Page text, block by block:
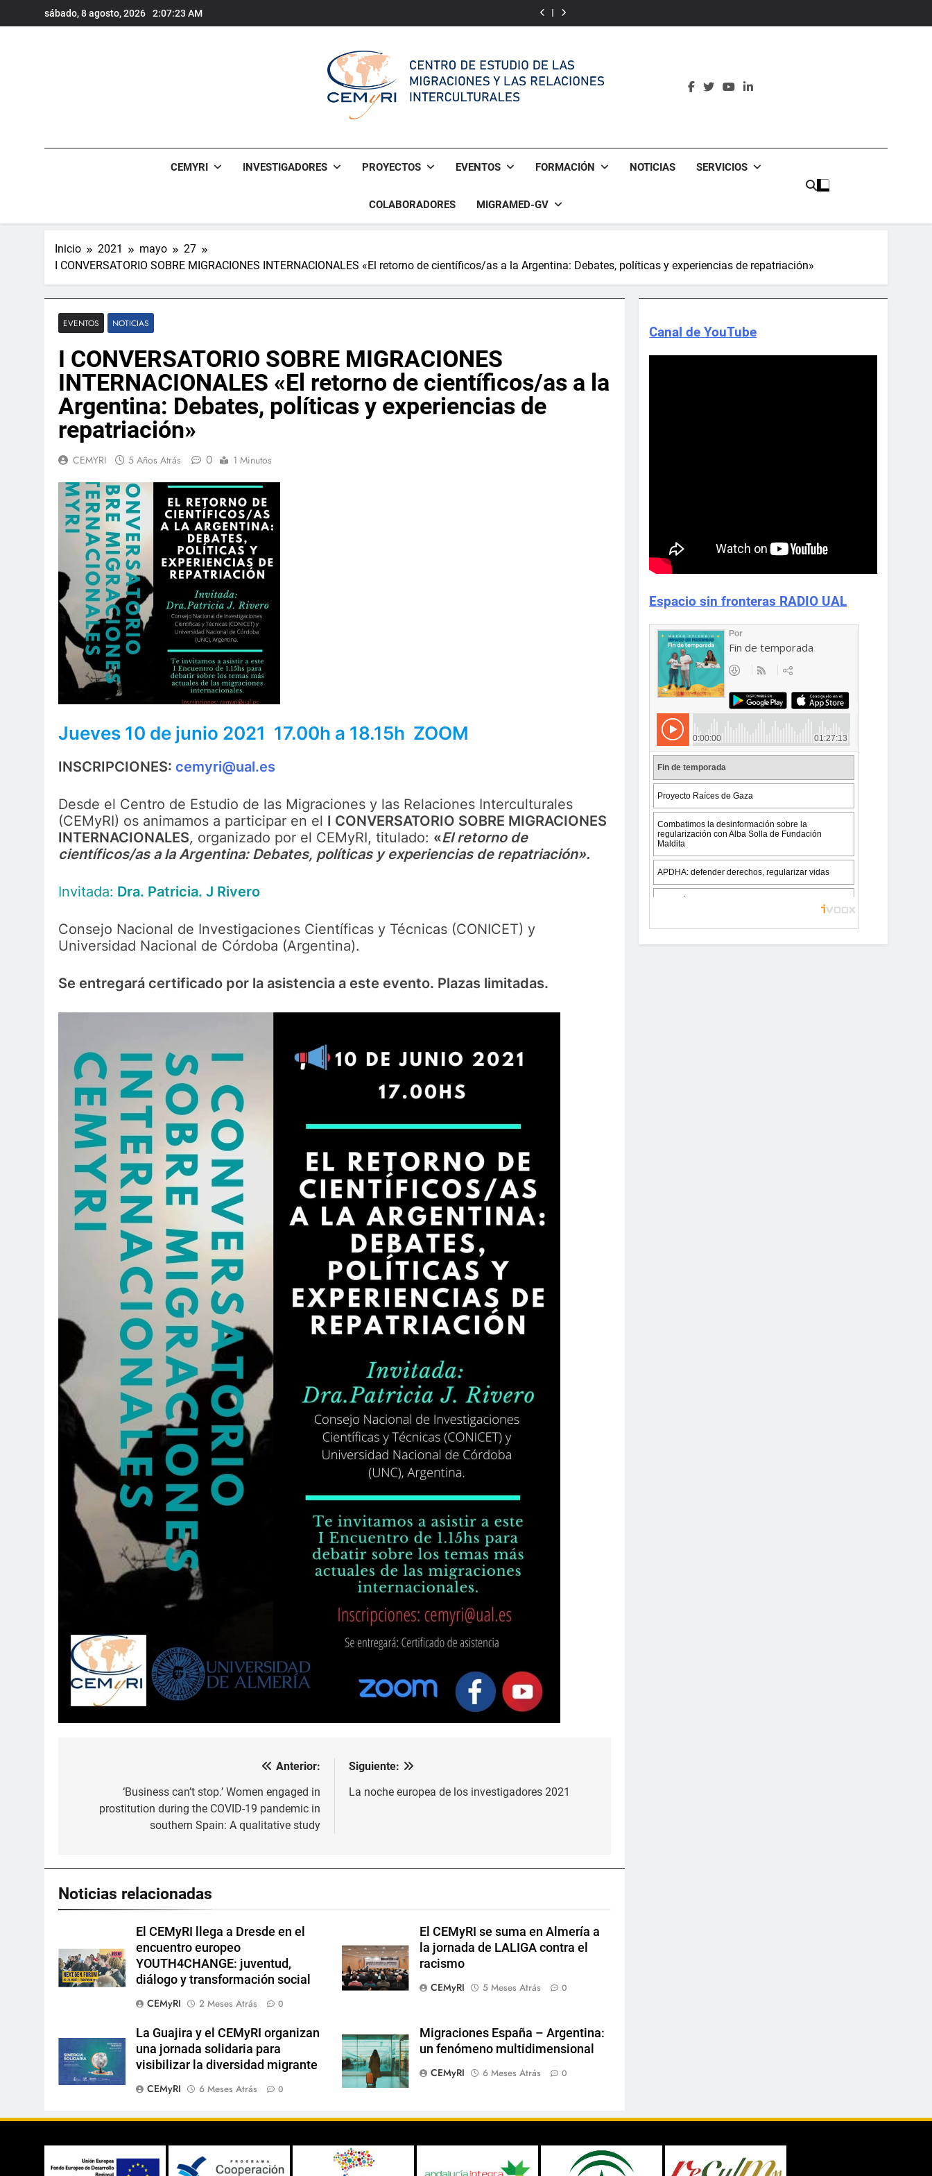
al
sábado, 8 agosto, 2026 2:07:24 AM
Language
Awakening
Multicultural
of
Almería
of
Cultural
Language
Narrative
of
Almería
CEMYRI INVESTIGADORES PROYECTOS EVENTOS FORMACIÓN NOTICIAS SERVICIOS
COLABORADORES MIGRAMED-GV
Inicio 2021 mayo
27
I CONVERSATORIO SOBRE MIGRACIONES INTERNACIONALES «El retorno de científicos/as a la Argentina: Debates, políticas y experiencias de repatriación»
EVENTOS NOTICIAS
I CONVERSATORIO SOBRE MIGRACIONES
INTERNACIONALES «El retorno de científicos/as a la
Argentina: Debates, políticas y experiencias de
repatriación»
CEMYRI 5 Años Atrás 0 1 Minutos
Jueves 10 de junio 2021 17.00h a 18.15h ZOOM
INSCRIPCIONES: cemyri@ual.es
Desde el Centro de Estudio de las Migraciones y las Relaciones Interculturales
(CEMyRI) os animamos a participar en el I CONVERSATORIO SOBRE MIGRACIONES
INTERNACIONALES, organizado por el CEMyRI, titulado: «El retorno de
científicos/as a la Argentina: Debates, políticas y experiencias de repatriación».
Invitada: Dra. Patricia. J Rivero
Consejo Nacional de Investigaciones Científicas y Técnicas (CONICET) y
Universidad Nacional de Córdoba (Argentina).
Se entregará certificado por la asistencia a este evento. Plazas limitadas.
entradas
Anterior:
‘Business can’t stop.’ Women engaged in
prostitution during the COVID-19 pandemic in
southern Spain: A qualitative study
Siguiente:
La noche europea de los investigadores 2021
Noticias relacionadas
El CEMyRI llega a Dresde en el
encuentro europeo
YOUTH4CHANGE: juventud,
diálogo y transformación social
CEMyRI
2 Meses Atrás 0
El CEMyRI se suma en Almería a
la jornada de LALIGA contra el
racismo
CEMyRI
5 Meses Atrás 0
La Guajira y el CEMyRI organizan
una jornada solidaria para
visibilizar la diversidad migrante
CEMyRI
6 Meses Atrás 0
Migraciones España – Argentina:
un fenómeno multidimensional
CEMyRI
6 Meses Atrás 0
Canal de YouTube
Espacio sin fronteras RADIO UAL